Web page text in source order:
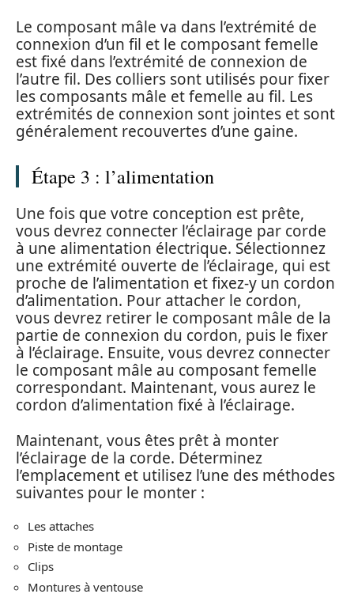
Le composant mâle va dans l’extrémité de
connexion d’un fil et le composant femelle
est fixé dans l’extrémité de connexion de
l’autre fil. Des colliers sont utilisés pour fixer
les composants mâle et femelle au fil. Les
extrémités de connexion sont jointes et sont
généralement recouvertes d’une gaine.
Étape 3 : l’alimentation
Une fois que votre conception est prête,
vous devrez connecter l’éclairage par corde
à une alimentation électrique. Sélectionnez
une extrémité ouverte de l’éclairage, qui est
proche de l’alimentation et fixez-y un cordon
d’alimentation. Pour attacher le cordon,
vous devrez retirer le composant mâle de la
partie de connexion du cordon, puis le fixer
à l’éclairage. Ensuite, vous devrez connecter
le composant mâle au composant femelle
correspondant. Maintenant, vous aurez le
cordon d’alimentation fixé à l’éclairage.
Maintenant, vous êtes prêt à monter
l’éclairage de la corde. Déterminez
l’emplacement et utilisez l’une des méthodes
suivantes pour le monter :
Les attaches
Piste de montage
Clips
Montures à ventouse